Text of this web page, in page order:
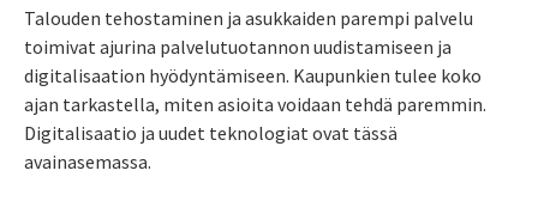
Talouden tehostaminen ja asukkaiden parempi palvelu
toimivat ajurina palvelutuotannon uudistamiseen ja
digitalisaation hyödyntämiseen. Kaupunkien tulee koko
ajan tarkastella, miten asioita voidaan tehdä paremmin.
Digitalisaatio ja uudet teknologiat ovat tässä
avainasemassa.